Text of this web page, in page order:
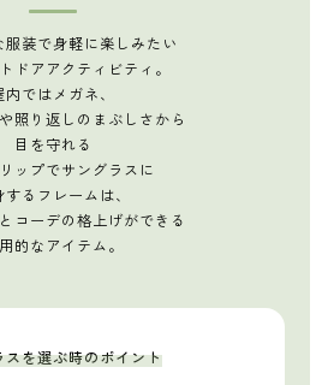
服装で身軽に楽しみたい
ドアアクティビティ。
内ではメガネ、
照り返しのまぶしさから
目を守れる
ップでサングラスに
するフレームは、
コーデの格上げができる
的なアイテム。
スを選ぶ時のポイント